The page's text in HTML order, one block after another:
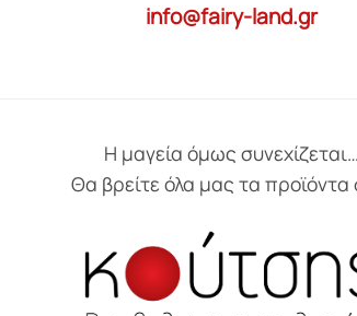
info@fairy-land.gr
Η μαγεία όμως συνεχίζεται…
Θα βρείτε όλα μας τα προϊόντα